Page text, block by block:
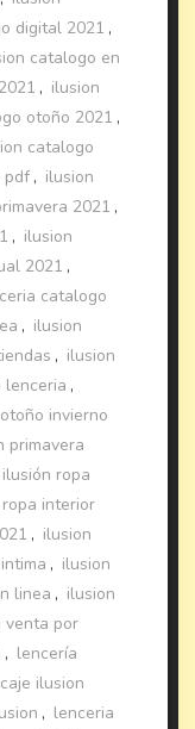
digital 2021 ,
catalogo en
, ilusion
otoño 2021 ,
catalogo
pdf , ilusion
2021 ,
, ilusion
2021 ,
catalogo
, ilusion
, ilusion
lenceria ,
invierno
primavera
ilusión ropa
interior
, ilusion
, ilusion
linea , ilusion
venta por
, lencería
ilusion
, lenceria